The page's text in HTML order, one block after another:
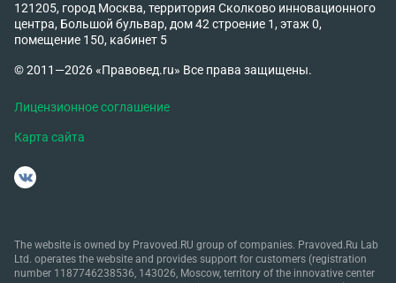
121205, город Москва, территория Сколково инновационного
центра, Большой бульвар, дом 42 строение 1, этаж 0,
помещение 150, кабинет 5
© 2011—2026 «Правовед.ru» Все права защищены.
Лицензионное соглашение
Карта сайта
The website is owned by Pravoved.RU group of companies. Pravoved.Ru Lab
Ltd. operates the website and provides support for customers (registration
number 1187746238536, 143026, Moscow, territory of the innovative center